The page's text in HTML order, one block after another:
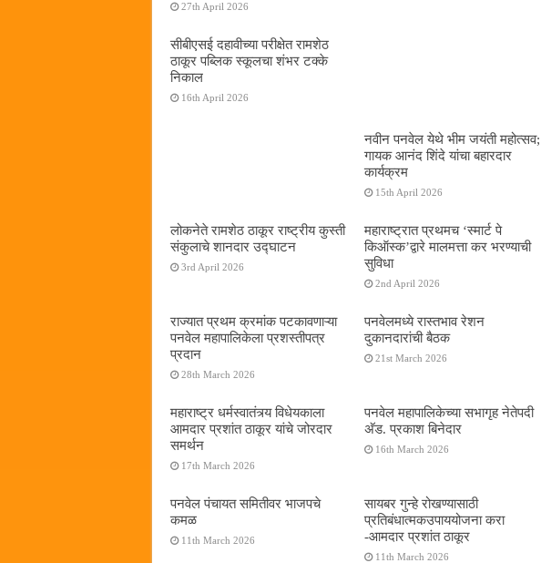
27th April 2026
सीबीएसई दहावीच्या परीक्षेत रामशेठ
ठाकूर पब्लिक स्कूलचा शंभर टक्के
निकाल
16th April 2026
नवीन पनवेल येथे भीम जयंती महोत्सव;
गायक आनंद शिंदे यांचा बहारदार
कार्यक्रम
15th April 2026
लोकनेते रामशेठ ठाकूर राष्ट्रीय कुस्ती
संकुलाचे शानदार उद्घाटन
3rd April 2026
महाराष्ट्रात प्रथमच ‌‘स्मार्ट पे
किऑस्क‌’द्वारे मालमत्ता कर भरण्याची
सुविधा
2nd April 2026
राज्यात प्रथम क्रमांक पटकावणाऱ्या
पनवेल महापालिकेला प्रशस्तीपत्र
प्रदान
28th March 2026
पनवेलमध्ये रास्तभाव रेशन
दुकानदारांची बैठक
21st March 2026
महाराष्ट्र धर्मस्वातंत्र्य विधेयकाला
आमदार प्रशांत ठाकूर यांचे जोरदार
समर्थन
17th March 2026
पनवेल महापालिकेच्या सभागृह नेतेपदी
अ‍ॅड. प्रकाश बिनेदार
16th March 2026
पनवेल पंचायत समितीवर भाजपचे
कमळ
11th March 2026
सायबर गुन्हे रोखण्यासाठी
प्रतिबंधात्मकउपाययोजना करा
-आमदार प्रशांत ठाकूर
11th March 2026